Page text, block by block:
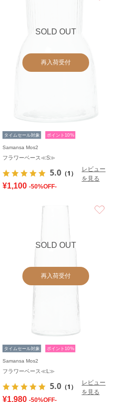
SOLD OUT
再入荷受付
タイムセール対象 ポイント10%
Samansa Mos2
フラワーベース≪S≫
5.0 （1）
レビュー
を見る
¥1,100 -50%OFF-
SOLD OUT
再入荷受付
タイムセール対象 ポイント10%
Samansa Mos2
フラワーベース≪L≫
5.0 （1）
レビュー
を見る
¥1,980 -50%OFF-